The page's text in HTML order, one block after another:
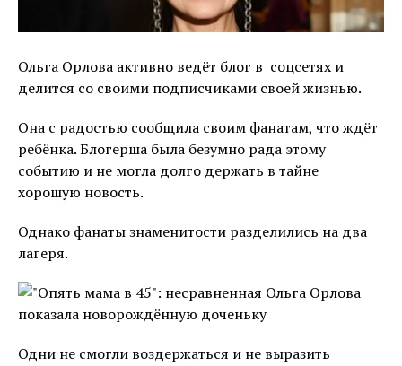
Ольга Орлова активно ведёт блог в соцсетях и
делится со своими подписчиками своей жизнью.
Она с радостью сообщила своим фанатам, что ждёт
ребёнка. Блогерша была безумно рада этому
событию и не могла долго держать в тайне
хорошую новость.
Однако фанаты знаменитости разделились на два
лагеря.
Одни не смогли воздержаться и не выразить